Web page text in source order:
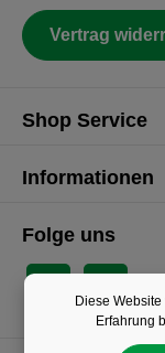
Vertrag
Shop Service
Informationen
Folge uns
Diese
Erfahrung